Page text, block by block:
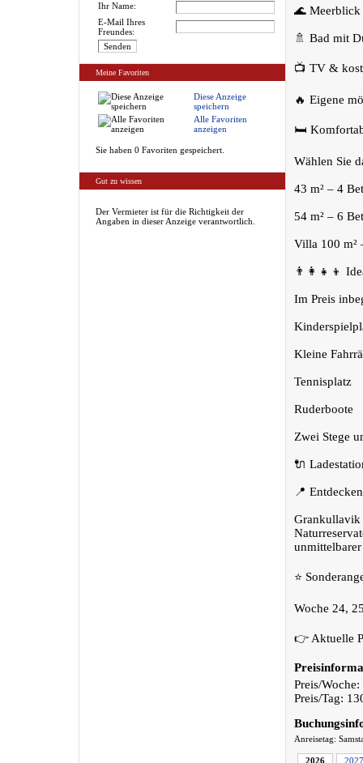
Ihr Name:
E-Mail Ihres
Freundes:
Meine Favoriten
Diese Anzeige
speichern
Alle Favoriten
anzeigen
Sie haben 0 Favoriten gespeichert.
Gut zu wissen
Der Vermieter ist für die Richtigkeit der
Angaben in dieser Anzeige verantwortlich.
🌊 Meerblick
🚿 Bad mit
📺 TV &
🔥 Eigene
🛏️
Wählen Sie
43 m² – 4
54 m² – 6
Villa 100 m²
👨‍👩‍👧‍👦
Im Preis
Kleine
Tennisplatz
Ruderboote
Zwei Stege
🔌
📍
Grankullavik
⭐
Woche 24,
👉 Aktuelle
Preis/
Preis/Tag:
Anreisetag:
2026
2027